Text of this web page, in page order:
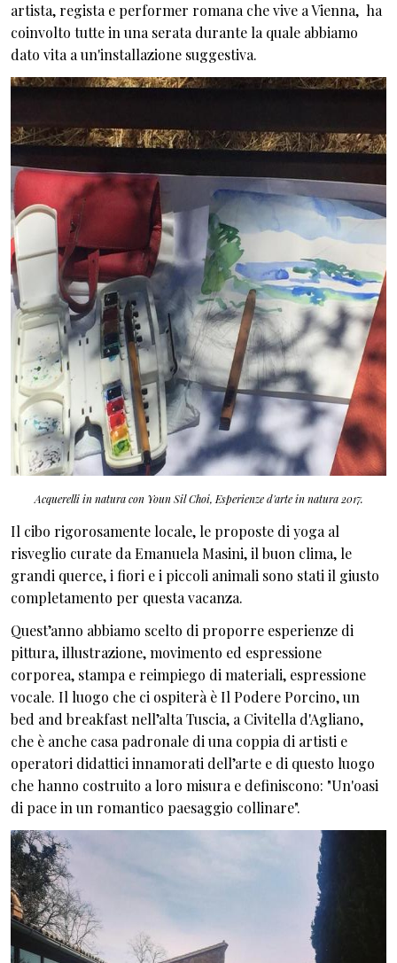
artista, regista e performer romana che vive a Vienna, ha
coinvolto tutte in una serata durante la quale abbiamo
dato vita a un'installazione suggestiva.
Acquerelli in natura con Youn Sil Choi, Esperienze d'arte in natura 2017.
Il cibo rigorosamente locale, le proposte di yoga al
risveglio curate da Emanuela Masini, il buon clima, le
grandi querce, i fiori e i piccoli animali sono stati il giusto
completamento per questa vacanza.
Quest’anno abbiamo scelto di proporre esperienze di
pittura, illustrazione, movimento ed espressione
corporea, stampa e reimpiego di materiali, espressione
vocale. Il luogo che ci ospiterà è Il Podere Porcino, un
bed and breakfast nell’alta Tuscia, a Civitella d'Agliano,
che è anche casa padronale di una coppia di artisti e
operatori didattici innamorati dell’arte e di questo luogo
che hanno costruito a loro misura e definiscono: "Un'oasi
di pace in un romantico paesaggio collinare".